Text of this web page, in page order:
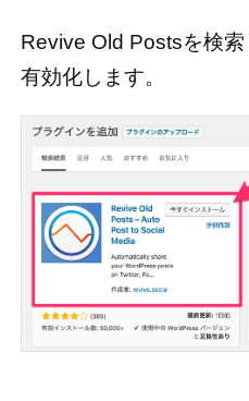
Revive Old Postsを検
有効化します。